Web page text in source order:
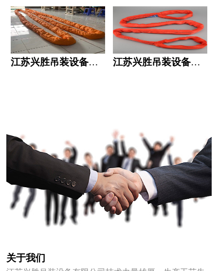
江苏兴胜吊装设备有限公司五大透明 江苏兴胜吊装设备有限公司运作模式
关于我们